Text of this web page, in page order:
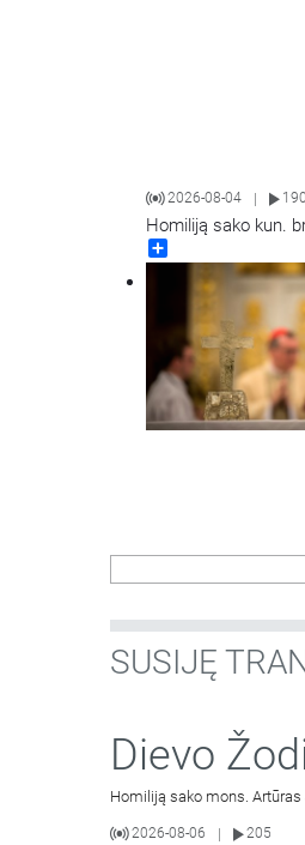
2026-08-04 190
Homiliją sako kun.
SUSIJĘ
Dievo
Homiliją sako mons.
2026-08-06 205